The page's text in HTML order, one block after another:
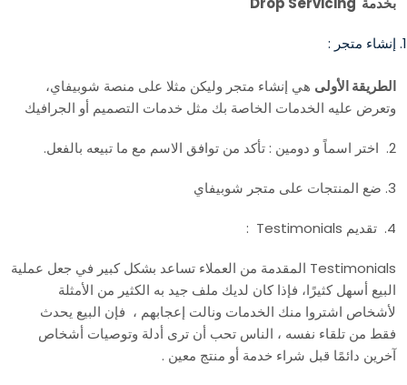
إنشاء متجر :
الطريقة الأولى هي إنشاء متجر وليكن مثلا على منصة شوبيفاي،
وتعرض عليه الخدمات الخاصة بك مثل خدمات التصميم أو الجرافيك
2. اختر اسماً و دومين : تأكد من توافق الاسم مع ما تبيعه بالفعل.
3. ضع المنتجات على متجر شوبيفاي
4. تقديم Testimonials :
Testimonials المقدمة من العملاء تساعد بشكل كبير في جعل عملية
البيع أسهل كثيرًا، فإذا كان لديك ملف جيد به الكثير من الأمثلة
لأشخاص اشتروا منك الخدمات ونالت إعجابهم ، فإن البيع يحدث
فقط من تلقاء نفسه ، الناس تحب أن ترى أدلة وتوصيات أشخاص
آخرين دائمًا قبل شراء خدمة أو منتج معين .